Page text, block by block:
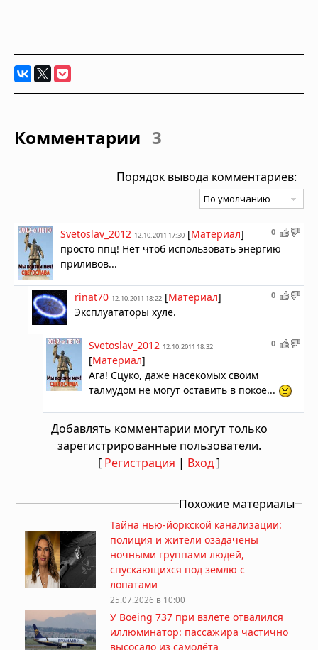
Комментарии 3
Порядок вывода комментариев:
0
Svetoslav_2012 12.10.2011 17:30 [Материал]
просто ппц! Нет чтоб использовать энергию
приливов...
0
rinat70 12.10.2011 18:22 [Материал]
Эксплуататоры хуле.
0
Svetoslav_2012 12.10.2011 18:32
[Материал]
Ага! Сцуко, даже насекомых своим
талмудом не могут оставить в покое...
Добавлять комментарии могут только
зарегистрированные пользователи.
[ Регистрация | Вход]
Похожие материалы
Тайна нью-йоркской канализации:
полиция и жители озадачены
ночными группами людей,
спускающихся под землю с
лопатами
25.07.2026 в 10:00
У Boeing 737 при взлете отвалился
иллюминатор: пассажира частично
высосало из самолёта